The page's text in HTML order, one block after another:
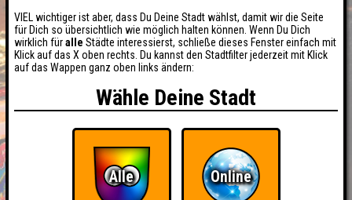
VIEL wichtiger ist aber, dass Du Deine Stadt wählst, damit wir die Seite
für Dich so übersichtlich wie möglich halten können. Wenn Du Dich
wirklich füralle Städte interessierst, schließe dieses Fenster einfach mit
Klick auf das X oben rechts. Du kannst den Stadtfilter jederzeit mit Klick
auf das Wappen ganz oben links ändern:
Wähle Deine Stadt
Alle Online